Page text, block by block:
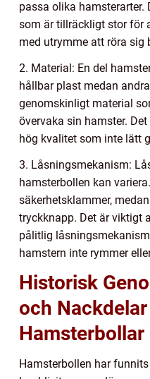
passa olika
som är tillräckligt stor för
med utrymme att röra sig
2. Material: En del
hållbar plast medan
genomskinligt material
övervaka sin hamster.
hög kvalitet som inte lätt
3. Låsningsmekanism:
hamsterbollen kan
säkerhetsklammer,
tryckknapp. Det är viktigt
pålitlig
hamstern inte rymmer
Historisk
och Nackdelar
Hamsterbollar
Hamsterbollen har